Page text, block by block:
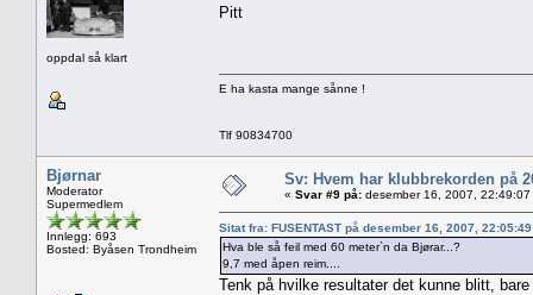
oppdal så klart
Pitt
E ha kasta mange sånne !
Tlf 90834700
Bjørnar
Moderator
Supermedlem
Innlegg: 693
Bosted: Byåsen Trondheim
Sv: Hvem har klubbrekorden på
« Svar #9 på: desember 16, 2007, 22:49:07
Sitat fra: FUSENTAST på desember 16, 2007,
Hva ble så feil med 60 meter`n da Bjørar...?
9,7 med åpen reim....
Tenk på hvilke resultater det kunne blitt,